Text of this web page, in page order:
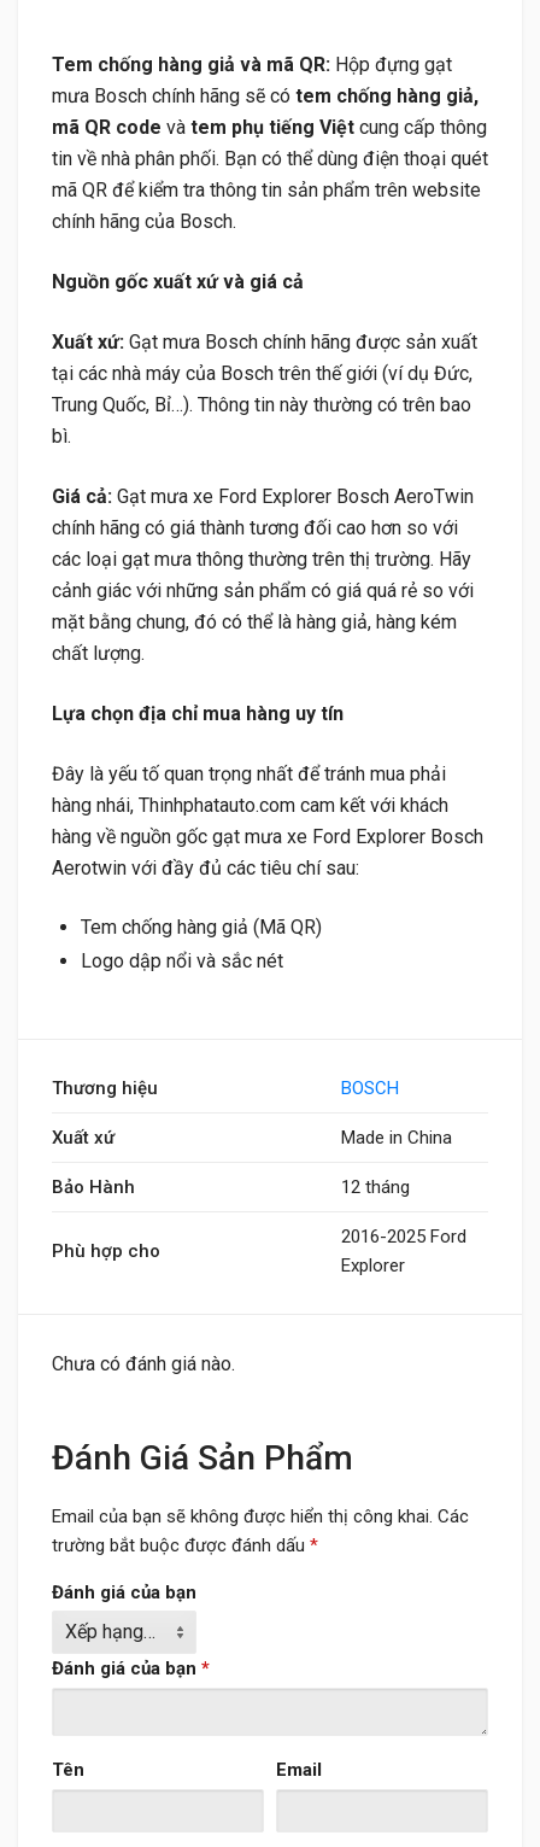
Tem chống hàng giả và mã QR: Hộp đựng gạt
mưa Bosch chính hãng sẽ có tem chống hàng giả,
mã QR code và tem phụ tiếng Việt cung cấp thông
tin về nhà phân phối. Bạn có thể dùng điện thoại quét
mã QR để kiểm tra thông tin sản phẩm trên website
chính hãng của Bosch.
Nguồn gốc xuất xứ và giá cả
Xuất xứ: Gạt mưa Bosch chính hãng được sản xuất
tại các nhà máy của Bosch trên thế giới (ví dụ Đức,
Trung Quốc, Bỉ…). Thông tin này thường có trên bao
bì.
Giá cả: Gạt mưa xe Ford Explorer Bosch AeroTwin
chính hãng có giá thành tương đối cao hơn so với
các loại gạt mưa thông thường trên thị trường. Hãy
cảnh giác với những sản phẩm có giá quá rẻ so với
mặt bằng chung, đó có thể là hàng giả, hàng kém
chất lượng.
Lựa chọn địa chỉ mua hàng uy tín
Đây là yếu tố quan trọng nhất để tránh mua phải
hàng nhái, Thinhphatauto.com cam kết với khách
hàng về nguồn gốc gạt mưa xe Ford Explorer Bosch
Aerotwin với đầy đủ các tiêu chí sau:
Tem chống hàng giả (Mã QR)
Logo dập nổi và sắc nét
Thương hiệu BOSCH
Xuất xứ Made in China
Bảo Hành 12 tháng
Phù hợp cho
2016-2025 Ford
Explorer
Chưa có đánh giá nào.
Đánh Giá Sản Phẩm
Email của bạn sẽ không được hiển thị công khai. Các
trường bắt buộc được đánh dấu *
Đánh giá của bạn
Đánh giá của bạn *
Tên Email